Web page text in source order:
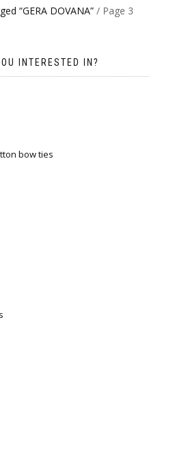
“GERA DOVANA” / Page 3
INTERESTED IN?
bow ties